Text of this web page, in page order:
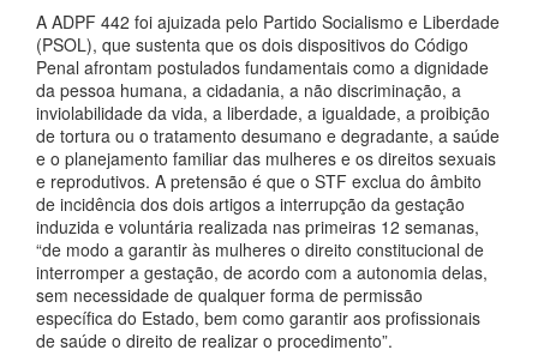
A ADPF 442 foi ajuizada pelo Partido Socialismo e Liberdade
(PSOL), que sustenta que os dois dispositivos do Código
Penal afrontam postulados fundamentais como a dignidade
da pessoa humana, a cidadania, a não discriminação, a
inviolabilidade da vida, a liberdade, a igualdade, a proibição
de tortura ou o tratamento desumano e degradante, a saúde
e o planejamento familiar das mulheres e os direitos sexuais
e reprodutivos. A pretensão é que o STF exclua do âmbito
de incidência dos dois artigos a interrupção da gestação
induzida e voluntária realizada nas primeiras 12 semanas,
“de modo a garantir às mulheres o direito constitucional de
interromper a gestação, de acordo com a autonomia delas,
sem necessidade de qualquer forma de permissão
específica do Estado, bem como garantir aos profissionais
de saúde o direito de realizar o procedimento”.